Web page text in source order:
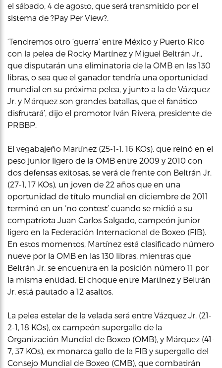
el sábado, 4 de agosto, que será transmitido por el
sistema de ?Pay Per View?.
‘Tendremos otro ‘guerra’ entre México y Puerto Rico
con la pelea de Rocky Martínez y Miguel Beltrán Jr.,
que disputarán una eliminatoria de la OMB en las 130
libras, o sea que el ganador tendría una oportunidad
mundial en su próxima pelea, y junto a la de Vázquez
Jr. y Márquez son grandes batallas, que el fanático
disfrutará’, dijo el promotor Iván Rivera, presidente de
PRBBP.
El vegabajeño Martínez (25-1-1, 16 KOs), que reinó en el
peso junior ligero de la OMB entre 2009 y 2010 con
dos defensas exitosas, se verá de frente con Beltrán Jr.
(27-1, 17 KOs), un joven de 22 años que en una
oportunidad de título mundial en diciembre de 2011
terminó en un ‘no contest’ cuando se midió a su
compatriota Juan Carlos Salgado, campeón junior
ligero en la Federación Internacional de Boxeo (FIB).
En estos momentos, Martínez está clasificado número
nueve por la OMB en las 130 libras, mientras que
Beltrán Jr. se encuentra en la posición número 11 por
la misma entidad. El choque entre Martínez y Beltrán
Jr. está pautado a 12 asaltos.
La pelea estelar de la velada será entre Vázquez Jr. (21-
2-1, 18 KOs), ex campeón supergallo de la
Organización Mundial de Boxeo (OMB), y Márquez (41-
7, 37 KOs), ex monarca gallo de la FIB y supergallo del
Consejo Mundial de Boxeo (CMB), que combatirán